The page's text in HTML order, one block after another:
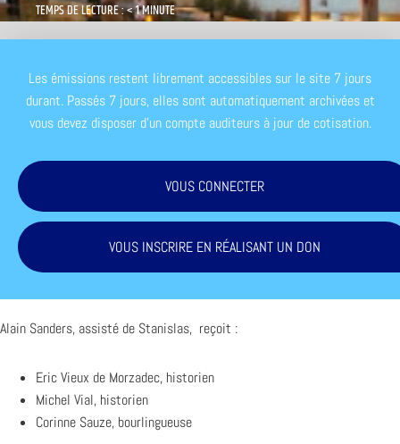
TEMPS DE LECTURE : < 1 MINUTE
Les émissions restent librement accessibles sur le site 7 jours
durant. Passés 7 jours, elles sont automatiquement archivées et
vous devez disposer d'un compte auditeurs à jour de cotisation.
VOUS CONNECTER
VOUS INSCRIRE EN RÉALISANT UN DON
Alain Sanders, assisté de Stanislas, reçoit :
Eric Vieux de Morzadec, historien
Michel Vial, historien
Corinne Sauze, bourlingueuse